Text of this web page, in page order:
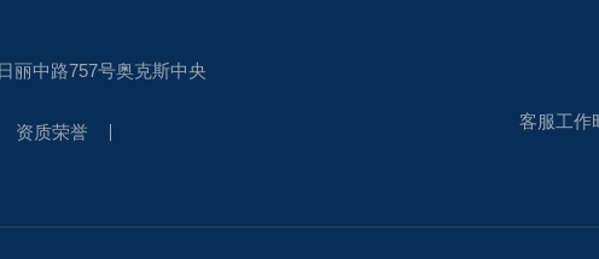
丽中路757号奥克斯中央
资质荣誉
客服工作